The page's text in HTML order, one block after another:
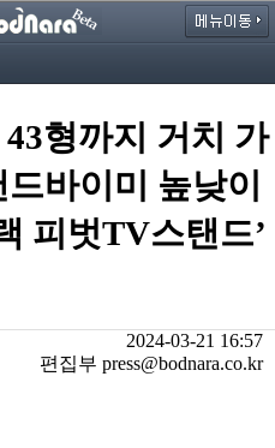
형까지 거치 가
바이미 높낮이
피벗TV스탠드’
2024-03-21 16:57
편집부 press@bodnara.co.kr